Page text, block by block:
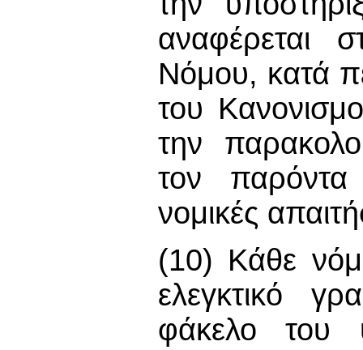
αναφέρεται
Νόμου, κατά
του
την
τον
νομικές
(10) Κάθε
ελεγκτικό
φάκελο του